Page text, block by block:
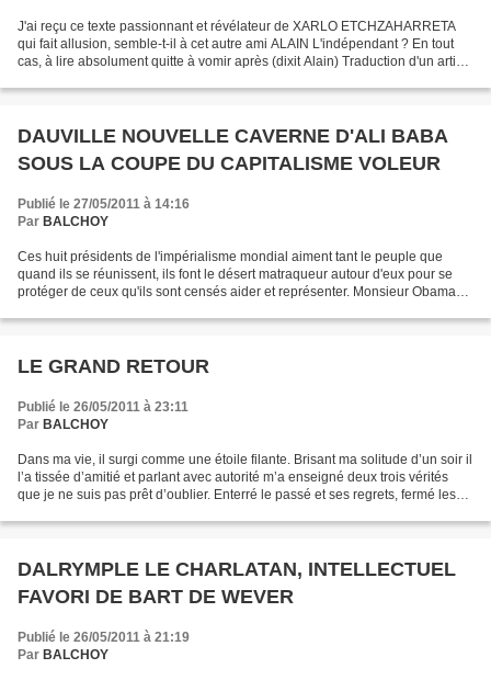
J'ai reçu ce texte passionnant et révélateur de XARLO ETCHZAHARRETA
qui fait allusion, semble-t-il à cet autre ami ALAIN L'indépendant ? En tout
cas, à lire absolument quitte à vomir après (dixit Alain) Traduction d'un article
DAUVILLE NOUVELLE CAVERNE D'ALI BABA
SOUS LA COUPE DU CAPITALISME VOLEUR
Publié le 27/05/2011 à 14:16
Par BALCHOY
Ces huit présidents de l'impérialisme mondial aiment tant le peuple que
quand ils se réunissent, ils font le désert matraqueur autour d'eux pour se
protéger de ceux qu'ils sont censés aider et représenter. Monsieur Obama
LE GRAND RETOUR
Publié le 26/05/2011 à 23:11
Par BALCHOY
Dans ma vie, il surgi comme une étoile filante. Brisant ma solitude d’un soir il
l’a tissée d’amitié et parlant avec autorité m’a enseigné deux trois vérités
que je ne suis pas prêt d’oublier. Enterré le passé et ses regrets, fermé les
DALRYMPLE LE CHARLATAN, INTELLECTUEL
FAVORI DE BART DE WEVER
Publié le 26/05/2011 à 21:19
Par BALCHOY